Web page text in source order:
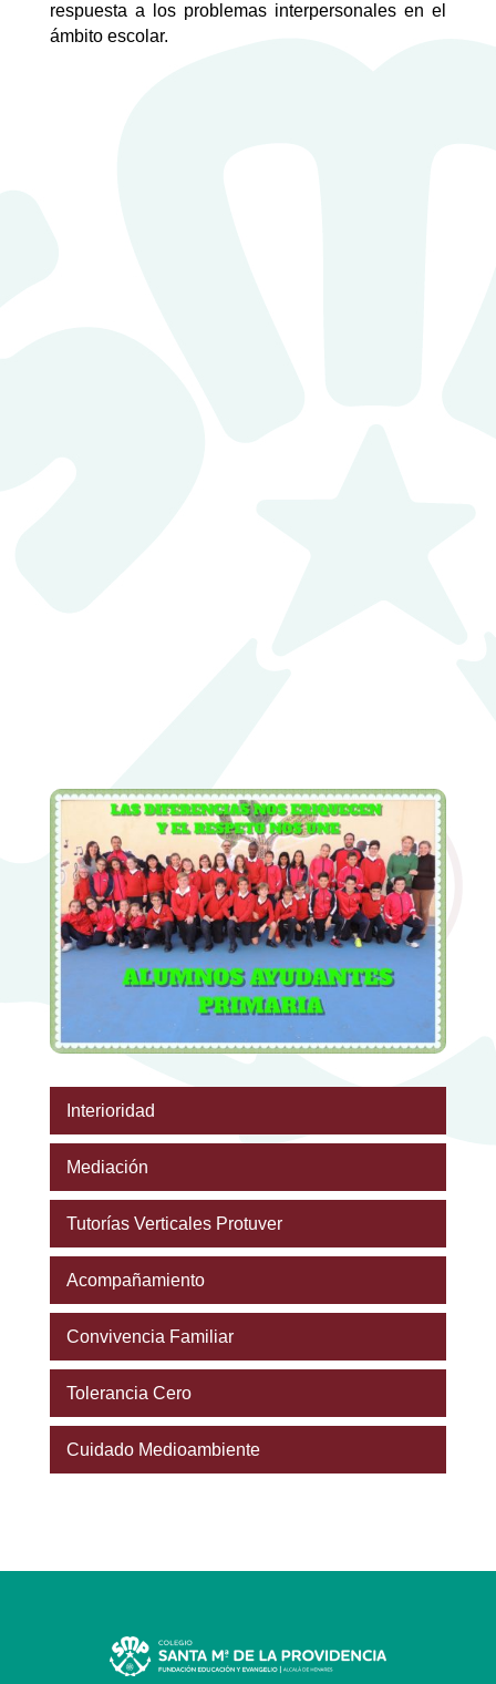
respuesta a los problemas interpersonales en el
ámbito escolar.
Interioridad
Mediación
Tutorías Verticales Protuver
Acompañamiento
Convivencia Familiar
Tolerancia Cero
Cuidado Medioambiente